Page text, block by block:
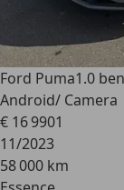
Ford Puma1.0
Android/ Camera
€ 16 9901
11/2023
58 000 km